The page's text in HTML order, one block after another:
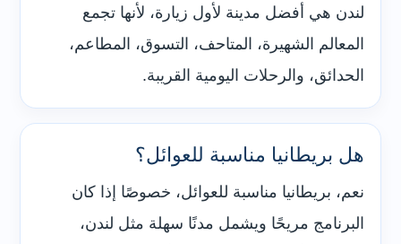
لندن هي أفضل مدينة لأول زيارة، لأنها تجمع
المعالم الشهيرة، المتاحف، التسوق، المطاعم،
الحدائق، والرحلات اليومية القريبة.
هل بريطانيا مناسبة للعوائل؟
نعم، بريطانيا مناسبة للعوائل، خصوصًا إذا كان
البرنامج مريحًا ويشمل مدنًا سهلة مثل لندن،